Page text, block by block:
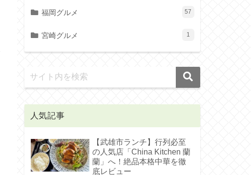
福岡グルメ 57
宮崎グルメ 1
人気記事
【武雄市ランチ】行列必至
の人気店「China Kitchen 蘭
蘭」へ！絶品本格中華を徹
底レビュー